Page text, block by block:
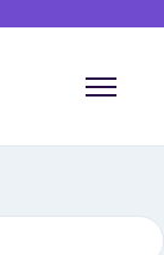
Alternar